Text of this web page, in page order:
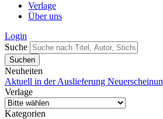
Verlage
Über uns
Login
Suche
Neuheiten
Aktuell in der Auslieferung
Verlage
Kategorien